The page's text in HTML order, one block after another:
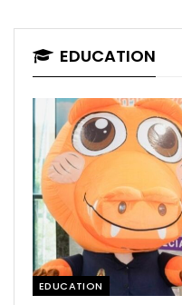
EDUCATION
EDUCATION